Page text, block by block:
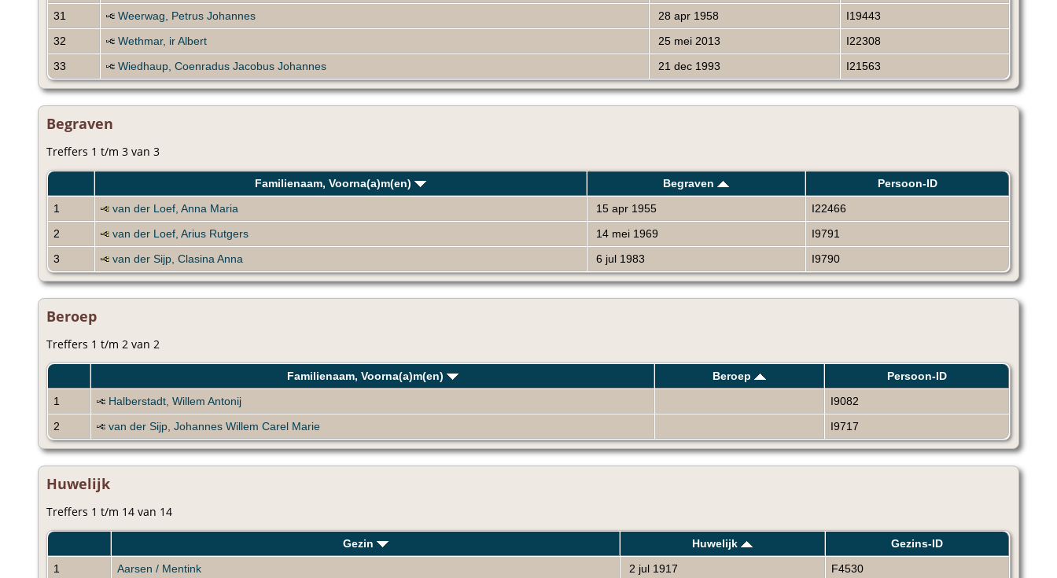
31
Weerwag, Petrus Johannes 28 apr 1958
I19443
32
Wethmar, ir Albert 25 mei 2013
I22308
33
Wiedhaup, Coenradus Jacobus Johannes 21 dec 1993 I21563
Begraven
Treffers 1 t/m 3 van 3
Familienaam, Voorna(a)m(en) Begraven
Persoon-ID
1
van der Loef, Anna Maria 15 apr 1955
I22466
2
van der Loef, Arius Rutgers 14 mei 1969
I9791
3
van der Sijp, Clasina Anna 6 jul 1983 I9790
Beroep
Treffers 1 t/m 2 van 2
Familienaam, Voorna(a)m(en) Beroep
Persoon-ID
1
Halberstadt, Willem Antonij
I9082
2
van der Sijp, Johannes Willem Carel Marie I9717
Huwelijk
Treffers 1 t/m 14 van 14
Gezin Huwelijk
Gezins-ID
1
Aarsen / Mentink 2 jul 1917 F4530